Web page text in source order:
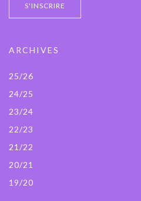
ARCHIVES
25/26
24/25
23/24
22/23
21/22
20/21
19/20